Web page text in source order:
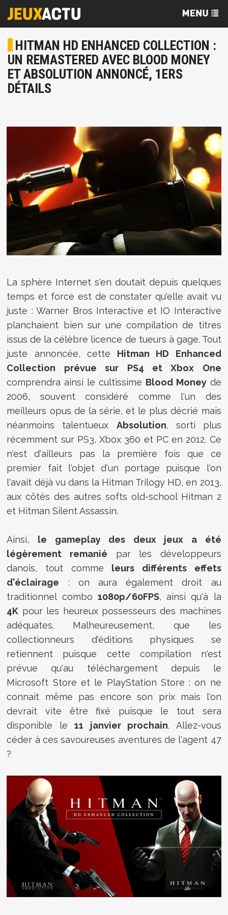
HITMAN HD ENHANCED COLLECTION :
UN REMASTERED AVEC BLOOD MONEY
ET ABSOLUTION ANNONCÉ, 1ERS
DÉTAILS
La sphère Internet s'en doutait depuis quelques
temps et force est de constater qu'elle avait vu
juste : Warner Bros Interactive et IO Interactive
planchaient bien sur une compilation de titres
issus de la célèbre licence de tueurs à gage. Tout
juste annoncée, cette Hitman HD Enhanced
Collection prévue sur PS4 et Xbox One
comprendra ainsi le cultissime Blood Moneyde
2006, souvent considéré comme l'un des
meilleurs opus de la série, et le plus décrié mais
néanmoins talentueux Absolution, sorti plus
récemment sur PS3, Xbox 360 et PC en 2012. Ce
n'est d'ailleurs pas la première fois que ce
premier fait l'objet d'un portage puisque l'on
l'avait déjà vu dans la Hitman Trilogy HD, en 2013,
aux côtés des autres softs old-school Hitman 2
et Hitman Silent Assassin.
Ainsi, le gameplay des deux jeux a été
légèrement remanié par les développeurs
danois, tout comme leurs différents effets
d'éclairage : on aura également droit au
traditionnel combo 1080p/60FPS, ainsi qu'à la
4K pour les heureux possesseurs des machines
adéquates. Malheureusement, que les
collectionneurs d'éditions physiques se
retiennent puisque cette compilation n'est
prévue qu'au téléchargement depuis le
Microsoft Store et le PlayStation Store : on ne
connait même pas encore son prix mais l'on
devrait vite être fixé puisque le tout sera
disponible le11 janvier prochain. Allez-vous
céder à ces savoureuses aventures de l'agent 47
?